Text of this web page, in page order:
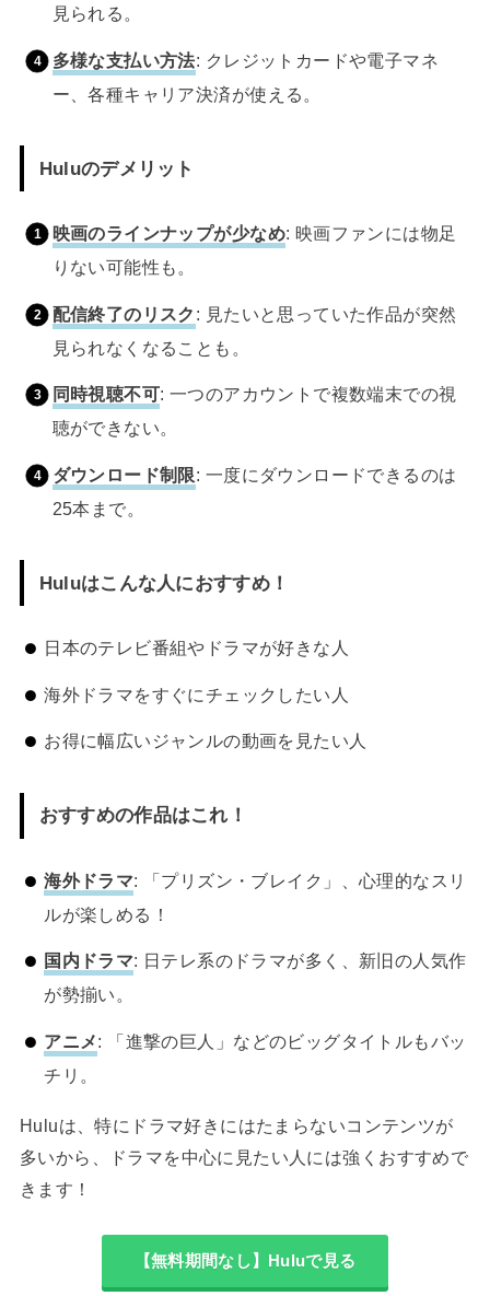
見られる。
多様な支払い方法: クレジットカードや電子マネ
ー、各種キャリア決済が使える。
Huluのデメリット
映画のラインナップが少なめ: 映画ファンには物足
りない可能性も。
配信終了のリスク : 見たいと思っていた作品が突然
見られなくなることも。
同時視聴不可: 一つのアカウントで複数端末での視
聴ができない。
ダウンロード制限: 一度にダウンロードできるのは
25本まで。
Huluはこんな人におすすめ！
日本のテレビ番組やドラマが好きな人
海外ドラマをすぐにチェックしたい人
お得に幅広いジャンルの動画を見たい人
おすすめの作品はこれ！
海外ドラマ: 「プリズン・ブレイク」、心理的なスリ
ルが楽しめる！
国内ドラマ: 日テレ系のドラマが多く、新旧の人気作
が勢揃い。
アニメ: 「進撃の巨人」などのビッグタイトルもバッ
チリ。
Huluは、特にドラマ好きにはたまらないコンテンツが
多いから、ドラマを中心に見たい人には強くおすすめで
きます！
【無料期間なし】Huluで見る